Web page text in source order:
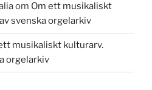
om Om ett musikaliskt
svenska orgelarkiv
musikaliskt kulturarv.
orgelarkiv